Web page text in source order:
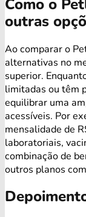
Como o
outras
Ao comparar o
alternativas no
superior.
limitadas ou têm
equilibrar uma
acessíveis. Por
mensalidade de
laboratoriais,
combinação de
outros planos